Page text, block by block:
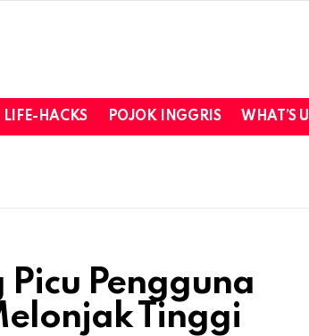
LIFE-HACKS POJOK INGGRIS WHAT’S
Pengguna
Tinggi